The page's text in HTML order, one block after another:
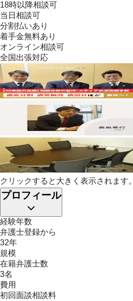
18時以降相談可
当日相談可
分割払いあり
着手金無料あり
オンライン相談可
全国出張対応
クリックすると大きく表示されます。
プロフィール
経験年数
弁護士登録から
32年
規模
在籍弁護士数
3名
費用
初回面談相談料